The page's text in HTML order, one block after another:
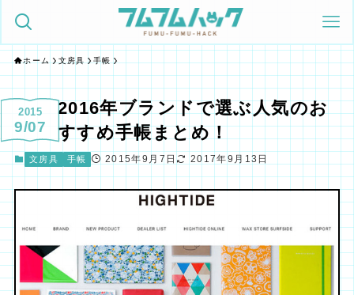
ホーム 文房具 手帳
2016年ブランドで選ぶ人気のお
すすめ手帳まとめ！
2015
9/07
文房具 手帳 2015年9月7日 2017年9月13日